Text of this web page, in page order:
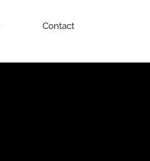
Contact